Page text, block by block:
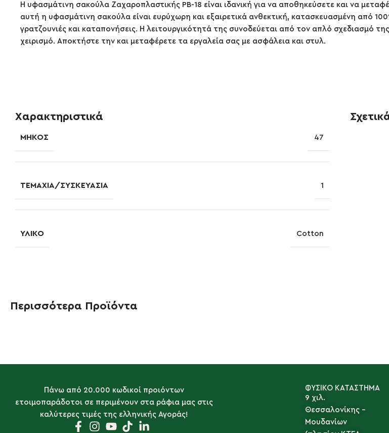
Η υφασμάτινη σακούλα Ζαχαροπλαστικής PB-18 είναι ιδανική για να αποθηκεύσετε και να
αυτή η υφασμάτινη σακούλα είναι ευρύχωρη και εξαιρετικά ανθεκτική, κατασκευασμένη από
γρατζουνιές και καταπονήσεις. Η λειτουργικότητά της συνοδεύεται από τον απλό σχεδιασμό
χειρισμό. Αποκτήστε την και μεταφέρετε τα εργαλεία σας με ασφάλεια και στυλ.
Χαρακτηριστικά
ΜΉΚΟΣ 47
ΤΕΜΆΧΙΑ/ΣΥΣΚΕΥΑΣΊΑ 1
ΥΛΙΚΌ Cotton
Περισσότερα Προϊόντα
Πάνω από 20.000 κωδικοί προιόντων
ετοιμοπαράδοτοι σε περιμένουν στα ράφια μας στις
καλύτερες τιμές της ελληνικής Αγοράς!
ΦΥΣΙΚΟ ΚΑΤΑΣΤΗΜΑ
9 χιλ.
Θεσσαλονίκης -
Μουδανίων